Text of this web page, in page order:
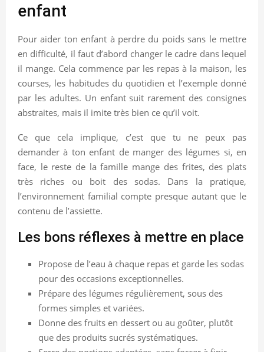
enfant
Pour aider ton enfant à perdre du poids sans le mettre
en difficulté, il faut d’abord changer le cadre dans lequel
il mange. Cela commence par les repas à la maison, les
courses, les habitudes du quotidien et l’exemple donné
par les adultes. Un enfant suit rarement des consignes
abstraites, mais il imite très bien ce qu’il voit.
Ce que cela implique, c’est que tu ne peux pas
demander à ton enfant de manger des légumes si, en
face, le reste de la famille mange des frites, des plats
très riches ou boit des sodas. Dans la pratique,
l’environnement familial compte presque autant que le
contenu de l’assiette.
Les bons réflexes à mettre en place
Propose de l’eau à chaque repas et garde les sodas
pour des occasions exceptionnelles.
Prépare des légumes régulièrement, sous des
formes simples et variées.
Donne des fruits en dessert ou au goûter, plutôt
que des produits sucrés systématiques.